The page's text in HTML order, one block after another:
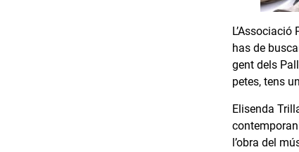
has de
gent dels
petes, tens
Elisenda
l’obra del